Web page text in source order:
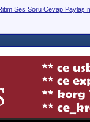
Ses Soru Cevap